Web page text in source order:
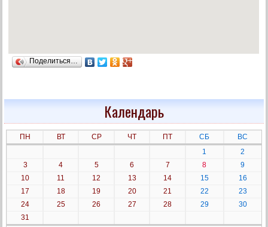
Поделиться…
Календарь
ПН ВТ СР ЧТ ПТ СБ
ВС
1
2
3
4 5 6 7 8
9
10
11 12 13 14 15
16
17
18 19 20 21 22
23
24
25 26 27 28 29
30
31